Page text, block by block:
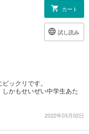
カート
試し読み
ックリです。
かもせいぜい中学生あた
2022年03月02日